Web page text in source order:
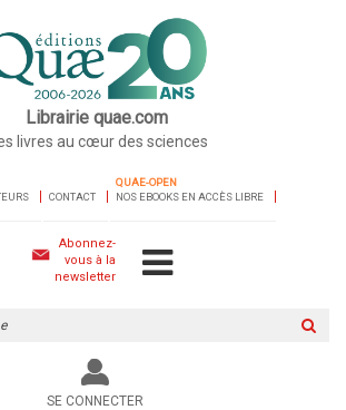
Librairie quae.com
livres au cœur des sciences
CONTACT
QUAE-OPEN
NOS EBOOKS EN ACCÈS LIBRE
Abonnez-
vous à la
newsletter
le
site
SE CONNECTER